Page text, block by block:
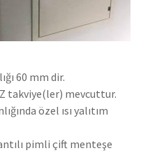
60 mm dir.
takviye(ler) mevcuttur.
özel ısı yalıtım
pimli çift menteşe